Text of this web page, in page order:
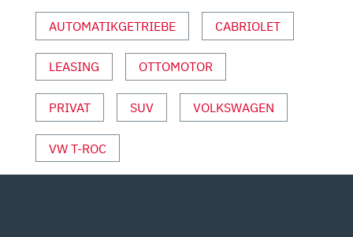
|
MOTORWOCHE
MOWO“
VON
YOUTUBE
ANZEIGEN
AUTOMATIKGETRIEBE CABRIOLET
LEASING OTTOMOTOR
PRIVAT SUV VOLKSWAGEN
VW T-ROC